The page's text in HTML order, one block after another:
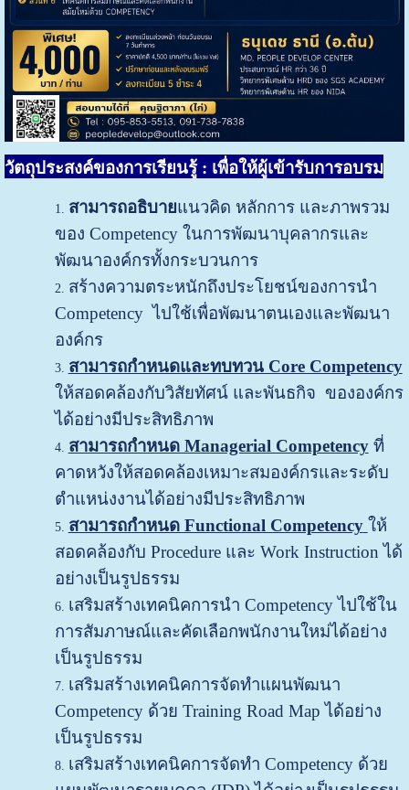
วัตถุประสงค์ของการเรียนรู้ : เพื่อให้ผู้เข้ารับการอบรม
สามารถอธิบายแนวคิด หลักการ และภาพรวม
ของ Competency ในการพัฒนาบุคลากรและ
พัฒนาองค์กรทั้งกระบวนการ
สร้างความตระหนักถึงประโยชน์ของการนำ
Competency ไปใช้เพื่อพัฒนาตนเองและพัฒนา
องค์กร
สามารถกำหนดและทบทวน Core Competency
ให้สอดคล้องกับวิสัยทัศน์ และพันธกิจ ขององค์กร
ได้อย่างมีประสิทธิภาพ
สามารถกำหนด Managerial Competencyที่
คาดหวังให้สอดคล้องเหมาะสมองค์กรและระดับ
ตำแหน่งงานได้อย่างมีประสิทธิภาพ
สามารถกำหนด Functional Competency ให้
สอดคล้องกับ Procedure และ Work Instruction ได้
อย่างเป็นรูปธรรม
เสริมสร้างเทคนิคการนำ Competency ไปใช้ใน
การสัมภาษณ์และคัดเลือกพนักงานใหม่ได้อย่าง
เป็นรูปธรรม
เสริมสร้างเทคนิคการจัดทำแผนพัฒนา
Competency ด้วย Training Road Map ได้อย่าง
เป็นรูปธรรม
เสริมสร้างเทคนิคการจัดทำ Competency ด้วย